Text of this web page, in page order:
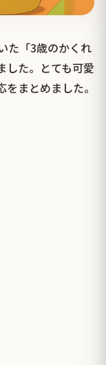
た「3歳のかくれ
した。とても可愛
まとめました。